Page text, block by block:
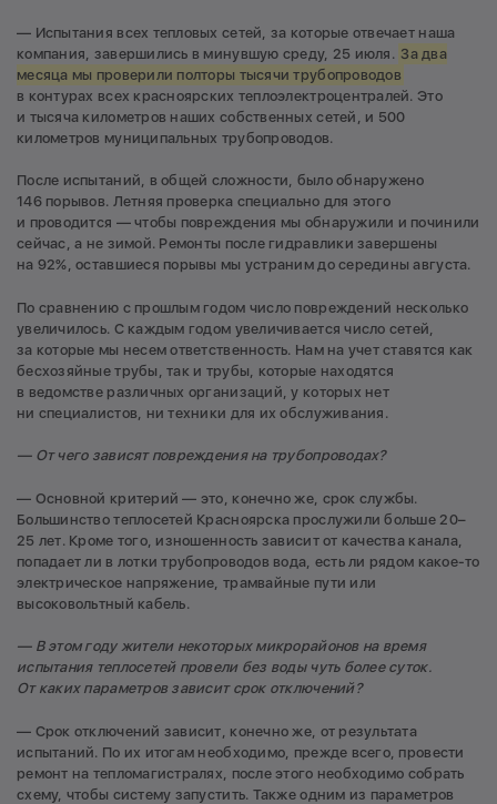
— Испытания всех тепловых сетей, за которые отвечает наша
компания, завершились в минувшую среду, 25 июля. За два
месяца мы проверили полторы тысячи трубопроводов
в контурах всех красноярских теплоэлектроцентралей. Это
и тысяча километров наших собственных сетей, и 500
километров муниципальных трубопроводов.
После испытаний, в общей сложности, было обнаружено
146 порывов. Летняя проверка специально для этого
и проводится — чтобы повреждения мы обнаружили и починили
сейчас, а не зимой. Ремонты после гидравлики завершены
на 92%, оставшиеся порывы мы устраним до середины августа.
По сравнению с прошлым годом число повреждений несколько
увеличилось. С каждым годом увеличивается число сетей,
за которые мы несем ответственность. Нам на учет ставятся как
бесхозяйные трубы, так и трубы, которые находятся
в ведомстве различных организаций, у которых нет
ни специалистов, ни техники для их обслуживания.
— От чего зависят повреждения на трубопроводах?
— Основной критерий — это, конечно же, срок службы.
Большинство теплосетей Красноярска прослужили больше 20–
25 лет. Кроме того, изношенность зависит от качества канала,
попадает ли в лотки трубопроводов вода, есть ли рядом какое-то
электрическое напряжение, трамвайные пути или
высоковольтный кабель.
— В этом году жители некоторых микрорайонов на время
испытания теплосетей провели без воды чуть более суток.
От каких параметров зависит срок отключений?
— Срок отключений зависит, конечно же, от результата
испытаний. По их итогам необходимо, прежде всего, провести
ремонт на тепломагистралях, после этого необходимо собрать
схему, чтобы систему запустить. Также одним из параметров